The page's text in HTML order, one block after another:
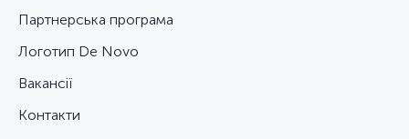
Партнерська програма
Логотип De Novo
Вакансії
Контакти